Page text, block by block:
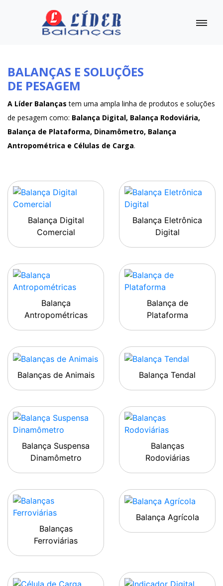
BALANÇAS E SOLUÇÕES
DE PESAGEM
A Líder Balanças tem uma ampla linha de produtos e soluções
de pesagem como: Balança Digital, Balança Rodoviária,
Balança de Plataforma, Dinamômetro, Balança
Antropométrica e Células de Carga.
Balança Digital
Comercial
Balança Eletrônica
Digital
Balança
Antropométricas
Balança de
Plataforma
Balanças de Animais Balança Tendal
Balança Suspensa
Dinamômetro
Balanças
Rodoviárias
Balanças
Ferroviárias
Balança Agrícola